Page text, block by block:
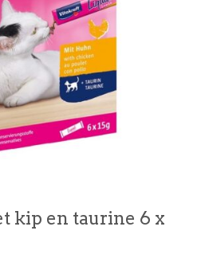
kip en taurine 6 x